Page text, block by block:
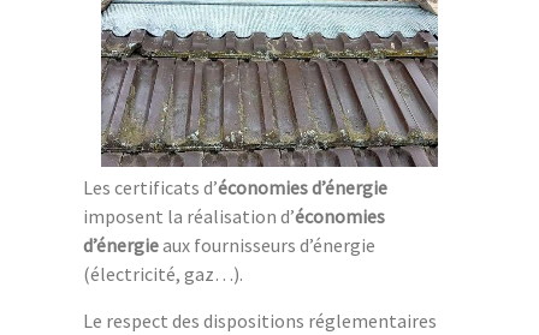
Les certificats d’économies d’énergie
imposent la réalisation d’économies
d’énergieaux fournisseurs d’énergie
(électricité, gaz…).
Le respect des dispositions réglementaires